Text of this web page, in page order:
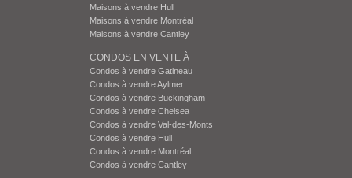
Maisons à vendre Hull
Maisons à vendre Montréal
Maisons à vendre Cantley
CONDOS EN VENTE À
Condos à vendre Gatineau
Condos à vendre Aylmer
Condos à vendre Buckingham
Condos à vendre Chelsea
Condos à vendre Val-des-Monts
Condos à vendre Hull
Condos à vendre Montréal
Condos à vendre Cantley